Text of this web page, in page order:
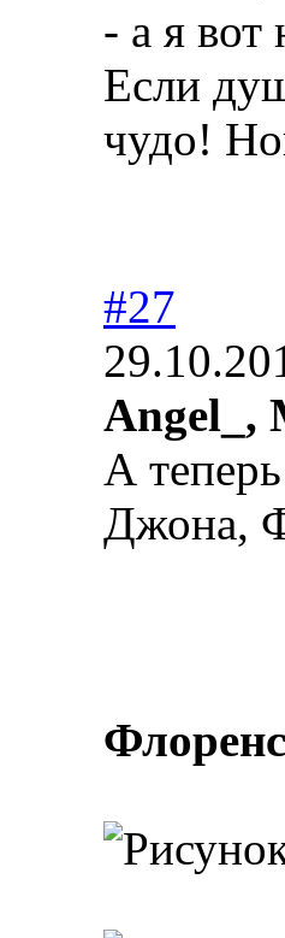
- а я вот
Если
чудо!
#27
Angel_,
А
Джона,